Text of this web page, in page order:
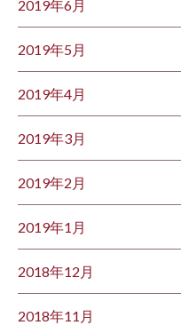
2019年6月
2019年5月
2019年4月
2019年3月
2019年2月
2019年1月
2018年12月
2018年11月